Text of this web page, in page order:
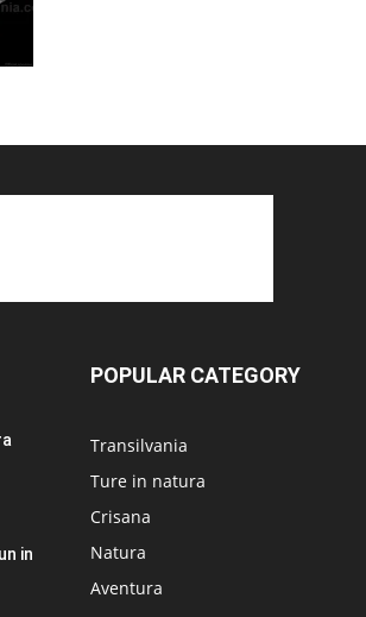
in
POPULAR CATEGORY
Transilvania
Ture in natura
Crisana
Natura
Aventura